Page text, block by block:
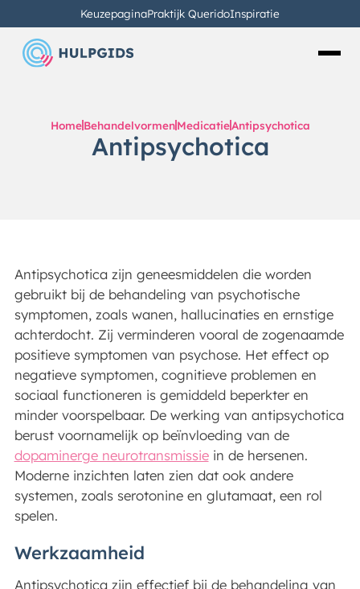
KeuzepaginaPraktijk QueridoInspiratie
Home Behandelvormen MedicatieAntipsychotica
Antipsychotica
Antipsychotica zijn geneesmiddelen die worden
gebruikt bij de behandeling van psychotische
symptomen, zoals wanen, hallucinaties en ernstige
achterdocht. Zij verminderen vooral de zogenaamde
positieve symptomen van psychose. Het effect op
negatieve symptomen, cognitieve problemen en
sociaal functioneren is gemiddeld beperkter en
minder voorspelbaar. De werking van antipsychotica
berust voornamelijk op beïnvloeding van de
dopaminerge neurotransmissiein de hersenen.
Moderne inzichten laten zien dat ook andere
systemen, zoals serotonine en glutamaat, een rol
spelen.
Werkzaamheid
Antipsychotica zijn effectief bij de behandeling van